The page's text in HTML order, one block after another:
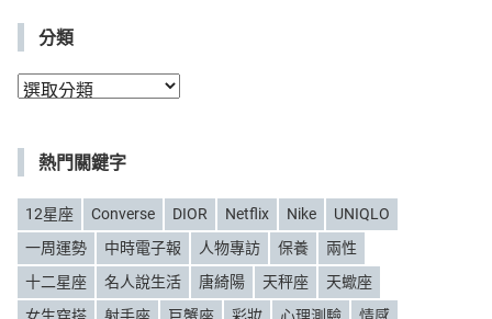
分類
分
熱門關鍵字
12星座 Converse DIOR Netflix Nike
UNIQLO
一周運勢
中時電子報 人物專訪 保養
兩性
十二星座
名人說生活 唐綺陽 天秤座
天蠍座